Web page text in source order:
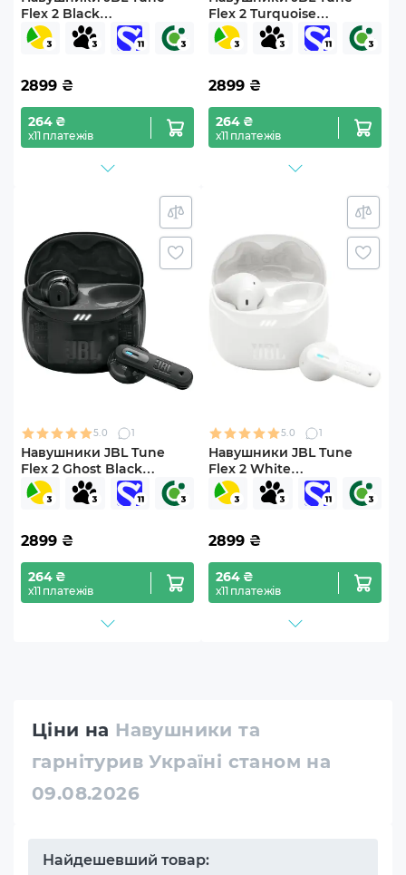
Flex 2 Black
(JBLTFLEX2BLK)
2899 ₴
264 ₴
х11 платежів
Flex 2 Turquoise
(JBLTFLEX2TQE)
2899 ₴
264 ₴
х11 платежів
5.0 1
Навушники JBL Tune
Flex 2 Ghost Black
(JBLTFLEX2GBLK)
2899 ₴
264 ₴
х11 платежів
5.0 1
Навушники JBL Tune
Flex 2 White
(JBLTFLEX2WHT)
2899 ₴
264 ₴
х11 платежів
Ціни на Навушники та
гарнітурив Україні станом на
09.08.2026
Найдешевший товар: